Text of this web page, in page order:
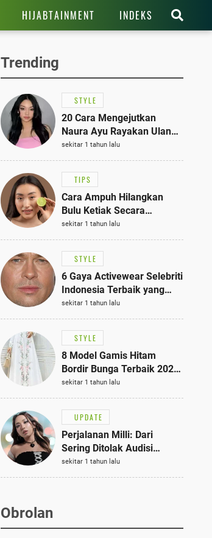
HIJABTAINMENT INDEKS
Trending
STYLE
20 Cara Mengejutkan
Naura Ayu Rayakan Ulang
Tahun di Panti Asuhan,
Terlihat Anggun dengan
Kaftan Cokelat
sekitar 1 tahun lalu
TIPS
Cara Ampuh Hilangkan
Bulu Ketiak Secara
Permanen dalam 5
Langkah Sederhana
sekitar 1 tahun lalu
STYLE
6 Gaya Activewear Selebriti
Indonesia Terbaik yang
Bisa Jadi Inspirasi
Fashionmu
sekitar 1 tahun lalu
STYLE
8 Model Gamis Hitam
Bordir Bunga Terbaik 2025,
Stylish untuk Hangout
hingga Acara Semi-Formal
sekitar 1 tahun lalu
UPDATE
Perjalanan Milli: Dari
Sering Ditolak Audisi
hingga Menjadi Rapper Top
10 Thailand
sekitar 1 tahun lalu
Obrolan